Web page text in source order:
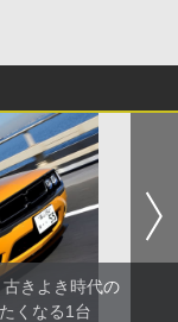
きよき時代の
くなる1台